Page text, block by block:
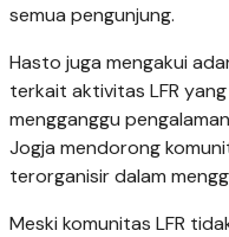
semua pengunjung.
Hasto juga mengakui
terkait aktivitas LFR
mengganggu
Jogja mendorong
terorganisir dalam
Meski komunitas LFR